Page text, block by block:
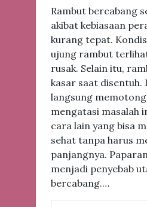
Rambut bercabang
akibat kebiasaan
kurang tepat.
ujung rambut
rusak. Selain itu,
kasar saat disentuh.
langsung
mengatasi masalah
cara lain yang bisa
sehat tanpa harus
panjangnya.
menjadi penyebab
bercabang.…